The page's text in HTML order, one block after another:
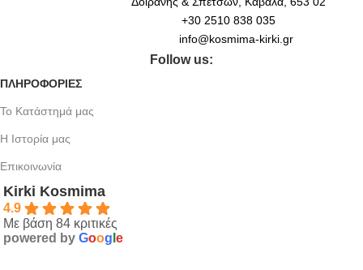
+30 2510 838 035
info@kosmima-kirki.gr
Follow us:
ΠΛΗΡΟΦΟΡΙΕΣ
Το Κατάστημά μας
Η Ιστορία μας
Επικοινωνία
Kirki Kosmima
4.9
Με βάση 84 κριτικές
powered by Goog e